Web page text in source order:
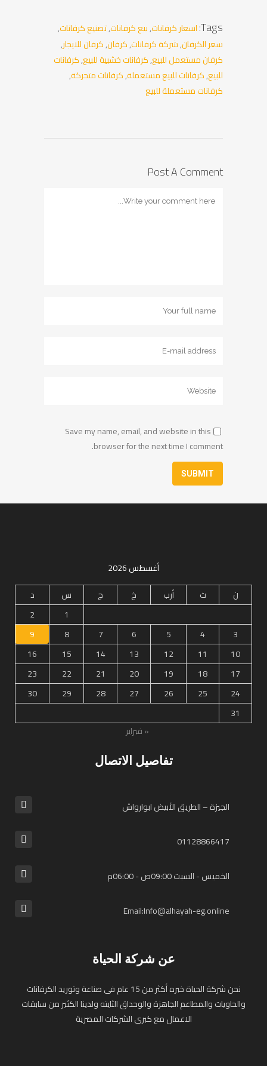
Tags: اسعار كرفانات,بيع كرفانات,تصنيع كرفانات,
سعر الكرفان,شركة كرفانات,كرفان,كرفان للايجار,
كرفان مستعمل للبيع,كرفانات خشبية للبيع,كرفانات
للبيع,كرفانات للبيع مستعملة,كرفانات متحركة,
كرفانات مستعملة للبيع
Post A Comment
Save my name, email, and website in this
browser for the next time I comment.
أغسطس 2026
ن
ث أرب خ ج س
د
1
2
3
4
5
6
7
8
9
10
11
12
13
14
15
16
17
18
19
20
21
22
23
24
25
26
27
28
29
30
31
« فبراير
تفاصيل الاتصال
الجيزة – الطريق الأبيض ابوارواش
01128866417⁩
الخميس - السبت 09:00ص - 06:00م
Email:Info@alhayah-eg.online
عن شركة الحياة
نحن شركة الحياة خبره أكثر من 15 عام فى صناعة وتوريد الكرفانات
والحاويات والمطاعم الجاهزة والوحداق الثايته ولدينا الكثير من سابقات
الاعمال مع كبرى الشركات المصرية